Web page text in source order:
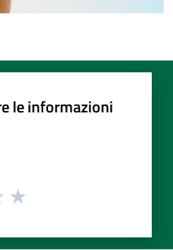
le informazioni